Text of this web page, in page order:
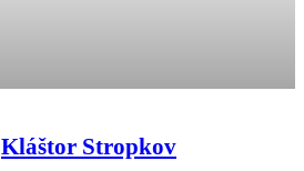
Kláštor Stropkov